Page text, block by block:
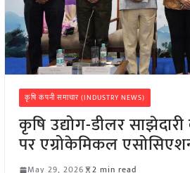
कृषि कंपनी समाचार (INDUSTRY NEWS)
कृषि उद्योग-डीलर
पर एग्रोकेमिकल
May 29, 2026
2 min read